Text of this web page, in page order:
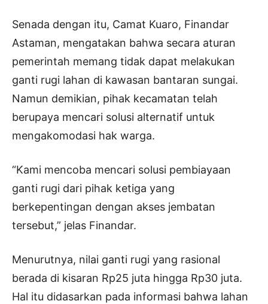
Senada dengan itu, Camat Kuaro, Finandar
Astaman, mengatakan bahwa secara aturan
pemerintah memang tidak dapat melakukan
ganti rugi lahan di kawasan bantaran sungai.
Namun demikian, pihak kecamatan telah
berupaya mencari solusi alternatif untuk
mengakomodasi hak warga.
“Kami mencoba mencari solusi pembiayaan
ganti rugi dari pihak ketiga yang
berkepentingan dengan akses jembatan
tersebut,” jelas Finandar.
Menurutnya, nilai ganti rugi yang rasional
berada di kisaran Rp25 juta hingga Rp30 juta.
Hal itu didasarkan pada informasi bahwa lahan